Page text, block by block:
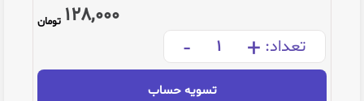
128,000 تومان
تعداد: +
-
تسویه حساب